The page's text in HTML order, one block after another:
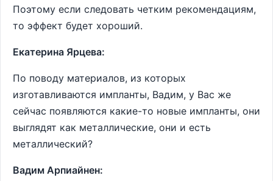
Поэтому если следовать четким рекомендациям,
то эффект будет хороший.
Екатерина Ярцева:
По поводу материалов, из которых
изготавливаются импланты, Вадим, у Вас же
сейчас появляются какие-то новые импланты, они
выглядят как металлические, они и есть
металлический?
Вадим Арпиайнен: